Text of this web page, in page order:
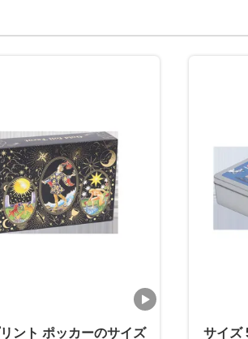
ント ポッカーのサイズ
サイズ